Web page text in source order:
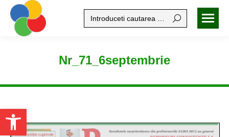
Open toolbar
Search:
Nr_71_6septembrie